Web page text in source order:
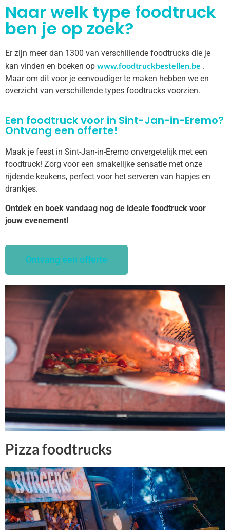
Naar welk type foodtruck
ben je op zoek?
Er zijn meer dan 1300 van verschillende foodtrucks die je
kan vinden en boeken op www.foodtruckbestellen.be .
Maar om dit voor je eenvoudiger te maken hebben we en
overzicht van verschillende types foodtrucks voorzien.
Een foodtruck voor in Sint-Jan-in-Eremo?
Ontvang een offerte!
Maak je feest in Sint-Jan-in-Eremo onvergetelijk met een
foodtruck! Zorg voor een smakelijke sensatie met onze
rijdende keukens, perfect voor het serveren van hapjes en
drankjes.
Ontdek en boek vandaag nog de ideale foodtruck voor
jouw evenement!
Ontvang een offerte
Pizza foodtrucks